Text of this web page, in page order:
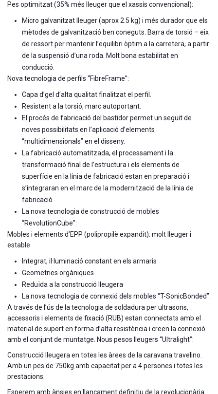
Pes optimitzat (35% més lleuger que el xassís convencional):
Micro galvanitzat lleuger (aprox 2.5 kg) i més durador que els
mètodes de galvanització ben coneguts. Barra de torsió – eix
de ressort per mantenir l’equilibri òptim a la carretera, a partir
de la suspensió d’una roda. Molt bona estabilitat en
conducció.
Nova tecnologia de perfils “FibreFrame”:
Capa d’gel d’alta qualitat finalitzat el perfil.
Resistent a la torsió, marc autoportant.
El procés de fabricació del bastidor permet un seguit de
noves possibilitats en l’aplicació d’elements
“multidimensionals” en el disseny.
La fabricació automatitzada, el processament i la
transformació final de l’estructura i els elements de
superfície en la línia de fabricació estan en preparació i
s’integraran en el marc de la modernització de la línia de
fabricació
La nova tecnologia de construcció de mobles
“RevolutionCube”:
Mobles i elements d’EPP (polipropilè expandit): molt lleuger i
estable
Integrat, il·luminació constant en els armaris
Geometries orgàniques
Reduïda a la construcció lleugera
La nova tecnologia de connexió dels mobles “T-SonicBonded”:
A través de l’ús de la tecnologia de soldadura per ultrasons,
accessoris i elements de fixació (RUB) estan connectats amb el
material de suport en forma d’alta resistència i creen la connexió
amb el conjunt de muntatge. Nous pesos lleugers “Ultralight”:
Construcció lleugera en totes les àrees de la caravana travelino.
Amb un pes de 750kg amb capacitat per a 4 persones i totes les
prestacions.
Esperem amb ànsies en llançament definitiu de la revolucionària